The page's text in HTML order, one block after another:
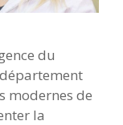
du
modernes de
la